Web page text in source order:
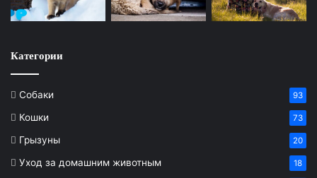
Категории
Собаки 93
Кошки 73
Грызуны 20
Уход за домашним животным 18